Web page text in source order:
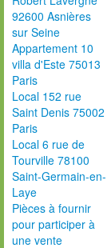
92600 Asnières
sur Seine
Appartement 10
villa d'Este 75013
Paris
Local 152 rue
Saint Denis 75002
Paris
Local 6 rue de
Tourville 78100
Saint-Germain-en-
Laye
Pièces à fournir
pour participer à
une vente